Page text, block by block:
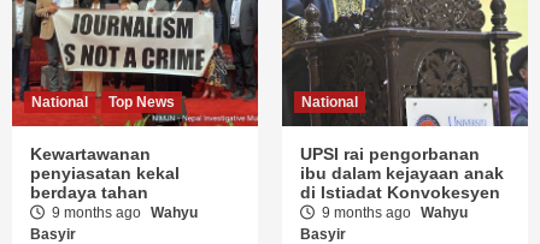
National Top News
Kewartawanan
penyiasatan kekal
berdaya tahan
9 months ago Wahyu
Basyir
National
UPSI rai pengorbanan
ibu dalam kejayaan anak
di Istiadat Konvokesyen
9 months ago Wahyu
Basyir